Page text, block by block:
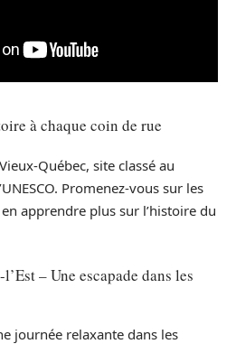
à chaque coin de rue
Québec, site classé au
Promenez-vous sur les
apprendre plus sur l’histoire du
– Une escapade dans les
journée relaxante dans les